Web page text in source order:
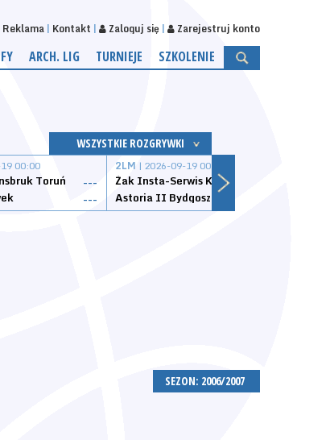
Reklama Kontakt Zaloguj się Zarejestruj konto
ARCH. LIG TURNIEJE SZKOLENIE
WSZYSTKIE ROZGRYWKI
00:00
Toruń
---
---
2LM | 2026-09-19 00:00
Żak Insta-Serwis Koszalin
Astoria II Bydgoszcz
SEZON: 2006/2007